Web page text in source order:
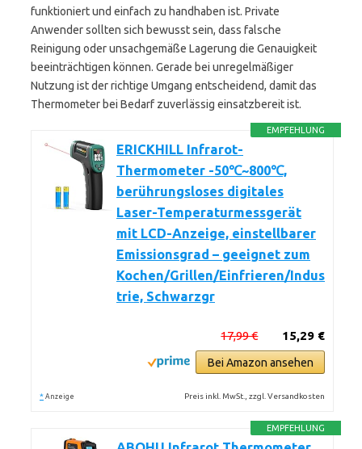
funktioniert und einfach zu handhaben ist. Private
Anwender sollten sich bewusst sein, dass falsche
Reinigung oder unsachgemäße Lagerung die Genauigkeit
beeinträchtigen können. Gerade bei unregelmäßiger
Nutzung ist der richtige Umgang entscheidend, damit das
Thermometer bei Bedarf zuverlässig einsatzbereit ist.
EMPFEHLUNG
ERICKHILL Infrarot-
Thermometer -50℃~800℃,
berührungsloses digitales
Laser-Temperaturmessgerät
mit LCD-Anzeige, einstellbarer
Emissionsgrad – geeignet zum
Kochen/Grillen/Einfrieren/Indus
trie, Schwarzgr
15,29 €
17,99 €
Bei Amazon ansehen
* Anzeige Preis inkl. MwSt., zzgl. Versandkosten
EMPFEHLUNG